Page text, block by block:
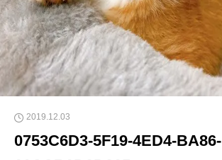
2019.12.03
0753C6D3-5F19-4ED4-BA86-